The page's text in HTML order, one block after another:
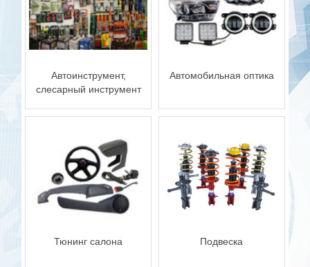
Автоинструмент,
слесарный инструмент
Автомобильная оптика
Тюнинг салона Подвеска